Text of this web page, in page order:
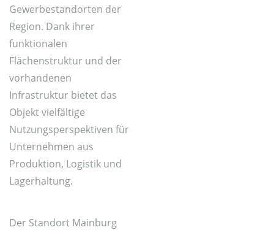
Gewerbestandorten der
Region. Dank ihrer
funktionalen
Flächenstruktur und der
vorhandenen
Infrastruktur bietet das
Objekt vielfältige
Nutzungsperspektiven für
Unternehmen aus
Produktion, Logistik und
Lagerhaltung.
Der Standort Mainburg